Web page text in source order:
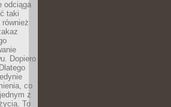
odciąga
taki
Dopiero
co
z
To